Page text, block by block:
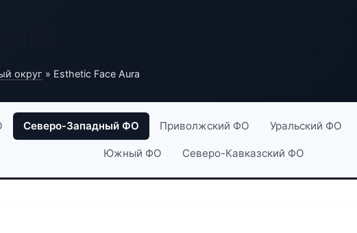
округ » Esthetic Face Aura
Северо-Западный ФО Приволжский ФО Уральский ФО
Южный ФО Северо-Кавказский ФО